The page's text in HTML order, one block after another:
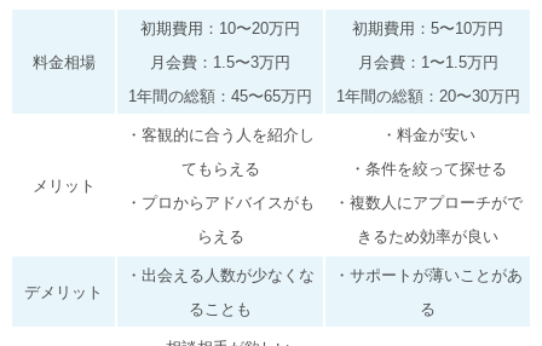
料金相場
初期費用：10〜20万円
月会費：1.5〜3万円
1年間の総額：45〜65万円
初期費用：5〜10万円
月会費：1〜1.5万円
1年間の総額：20〜30万円
メリット
・客観的に合う人を紹介し
てもらえる
・プロからアドバイスがも
らえる
・料金が安い
・条件を絞って探せる
・複数人にアプローチがで
きるため効率が良い
デメリット
・出会える人数が少なくな
ることも
・サポートが薄いことがあ
る